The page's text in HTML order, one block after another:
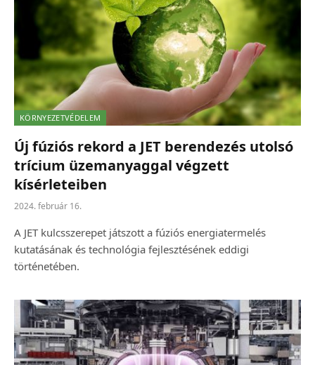
KÖRNYEZETVÉDELEM
Új fúziós rekord a JET berendezés utolsó
trícium üzemanyaggal végzett
kísérleteiben
2024. február 16.
A JET kulcsszerepet játszott a fúziós energiatermelés
kutatásának és technológia fejlesztésének eddigi
történetében.